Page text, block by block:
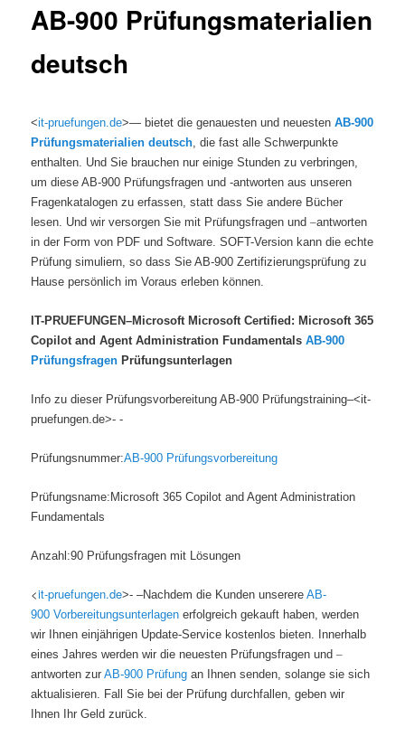
AB-900 Prüfungsmaterialien
deutsch
<it-pruefungen.de>— bietet die genauesten und neuestenAB-900
Prüfungsmaterialien deutsch , die fast alle Schwerpunkte
enthalten. Und Sie brauchen nur einige Stunden zu verbringen,
um diese AB-900 Prüfungsfragen und -antworten aus unseren
Fragenkatalogen zu erfassen, statt dass Sie andere Bücher
lesen. Und wir versorgen Sie mit Prüfungsfragen und–antworten
in der Form von PDF und Software. SOFT-Version kann die echte
Prüfung simuliern, so dass Sie AB-900 Zertifizierungsprüfung zu
Hause persönlich im Voraus erleben können.
IT-PRUEFUNGEN–Microsoft Microsoft Certified: Microsoft 365
Copilot and Agent Administration FundamentalsAB-900
Prüfungsfragen Prüfungsunterlagen
Info zu dieser Prüfungsvorbereitung AB-900 Prüfungstraining–<it-
pruefungen.de>- -
Prüfungsnummer:AB-900 Prüfungsvorbereitung
Prüfungsname:Microsoft 365 Copilot and Agent Administration
Fundamentals
Anzahl:90 Prüfungsfragen mit Lösungen
<it-pruefungen.de>- –Nachdem die Kunden unserereAB-
900 Vorbereitungsunterlagen erfolgreich gekauft haben, werden
wir Ihnen einjährigen Update-Service kostenlos bieten. Innerhalb
eines Jahres werden wir die neuesten Prüfungsfragen und–
antworten zurAB-900 Prüfung an Ihnen senden, solange sie sich
aktualisieren. Fall Sie bei der Prüfung durchfallen, geben wir
Ihnen Ihr Geld zurück.